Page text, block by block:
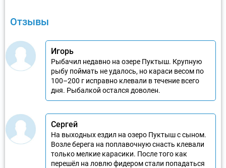
Отзывы
Игорь
Рыбачил недавно на озере Пуктыш. Крупную
рыбу поймать не удалось, но караси весом по
100–200 г исправно клевали в течение всего
дня. Рыбалкой остался доволен.
Сергей
На выходных ездил на озеро Пуктыш с сыном.
Возле берега на поплавочную снасть клевали
только мелкие карасики. После того как
перешёл на ловлю фидером стали попадаться